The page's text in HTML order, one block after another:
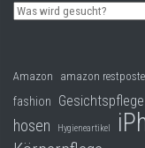
Amazon amazon
fashion Gesichtspflege
hosen Hygieneartikel